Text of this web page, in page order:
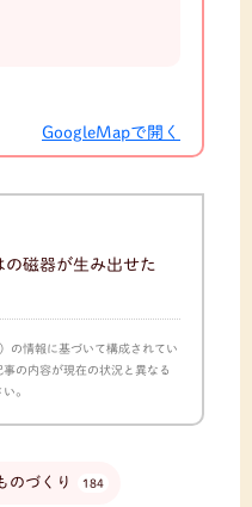
GoogleMapで開く
磁器が生み出せた
の情報に基づいて構成されてい
の内容が現在の状況と異なる
。
のづくり 184